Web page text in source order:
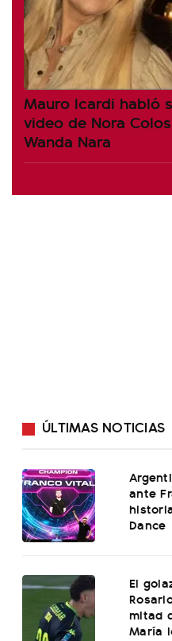
Mauro Icardi habló
video de Nora
Wanda Nara
ÚLTIMAS NOTICIAS
ante
Dance
El
mitad
María